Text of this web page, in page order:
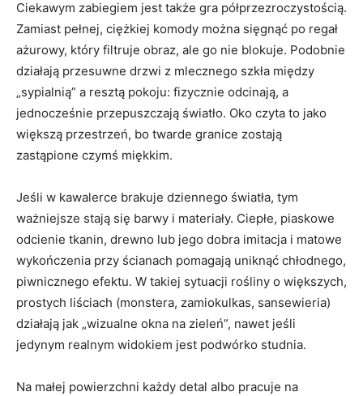
Ciekawym zabiegiem jest także gra półprzezroczystością.
Zamiast pełnej, ciężkiej komody można sięgnąć po regał
ażurowy, który filtruje obraz, ale go nie blokuje. Podobnie
działają przesuwne drzwi z mlecznego szkła między
„sypialnią” a resztą pokoju: fizycznie odcinają, a
jednocześnie przepuszczają światło. Oko czyta to jako
większą przestrzeń, bo twarde granice zostają
zastąpione czymś miękkim.
Jeśli w kawalerce brakuje dziennego światła, tym
ważniejsze stają się barwy i materiały. Ciepłe, piaskowe
odcienie tkanin, drewno lub jego dobra imitacja i matowe
wykończenia przy ścianach pomagają uniknąć chłodnego,
piwnicznego efektu. W takiej sytuacji rośliny o większych,
prostych liściach (monstera, zamiokulkas, sansewieria)
działają jak „wizualne okna na zieleń”, nawet jeśli
jedynym realnym widokiem jest podwórko studnia.
Na małej powierzchni każdy detal albo pracuje na